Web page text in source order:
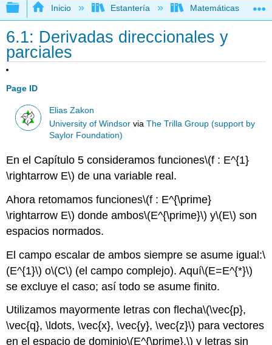
Expandir/contraer jerarquía global
Inicio Estantería Matemáticas
6.1: Derivadas direccionales y
parciales
Page ID
Elias Zakon
University of Windsor viaThe Trilla Group (support by
Saylor Foundation)
En el Capítulo 5 consideramos funciones\(f : E^{1}
\rightarrow E\) de una variable real.
Ahora retomamos funciones\(f : E^{\prime}
\rightarrow E\) donde ambos\(E^{\prime}\) y\(E\) son
espacios normados.
El campo escalar de ambos siempre se asume igual:\
(E^{1}\) o\(C\) (el campo complejo). Aquí\(E=E^{*}\)
se excluye el caso; así todo se asume finito.
Utilizamos mayormente letras con flecha\(\vec{p},
\vec{q}, \ldots, \vec{x}, \vec{y}, \vec{z}\) para vectores
en el espacio de dominio\(E^{\prime},\) y letras sin